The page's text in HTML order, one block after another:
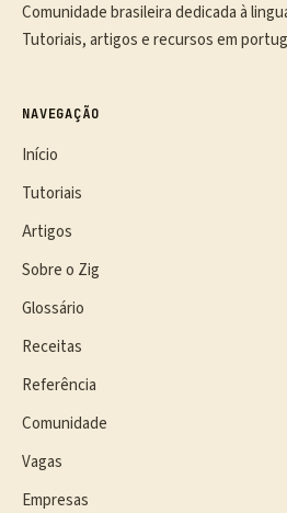
Comunidade brasileira dedicada à
Tutoriais, artigos e recursos em
NAVEGAÇÃO
Início
Tutoriais
Artigos
Sobre o Zig
Glossário
Receitas
Referência
Comunidade
Vagas
Empresas